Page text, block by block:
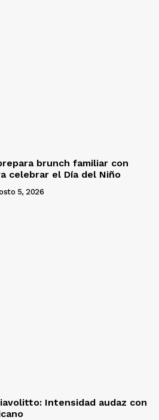
brunch familiar con
celebrar el Día del Niño
5, 2026
Intensidad audaz con